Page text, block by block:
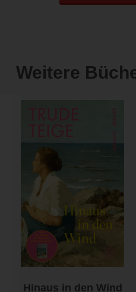
Weitere
Hinaus in den Wind